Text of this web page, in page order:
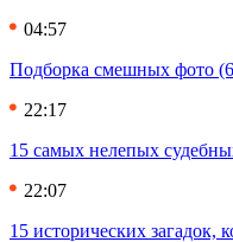
04:57
Подборка смешных фото
22:17
15 самых нелепых
22:07
15 исторических загадок,